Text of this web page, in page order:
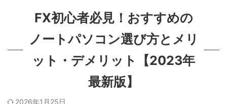
FX初心者必見！おすすめの
ノートパソコン選び方とメリ
ット・デメリット【2023年
最新版】
2026年1月25日